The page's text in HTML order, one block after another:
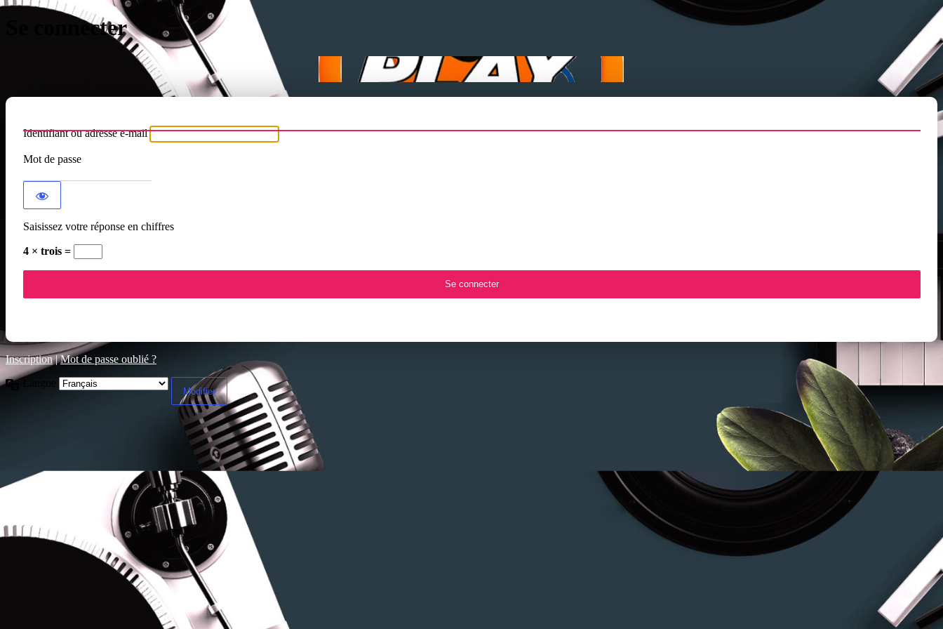
Se connecter
Identifiant ou adresse e-mail
Mot de passe
Saisissez votre réponse en chiffres
4 × trois =
Inscription|Mot de passe oublié ?
Langue